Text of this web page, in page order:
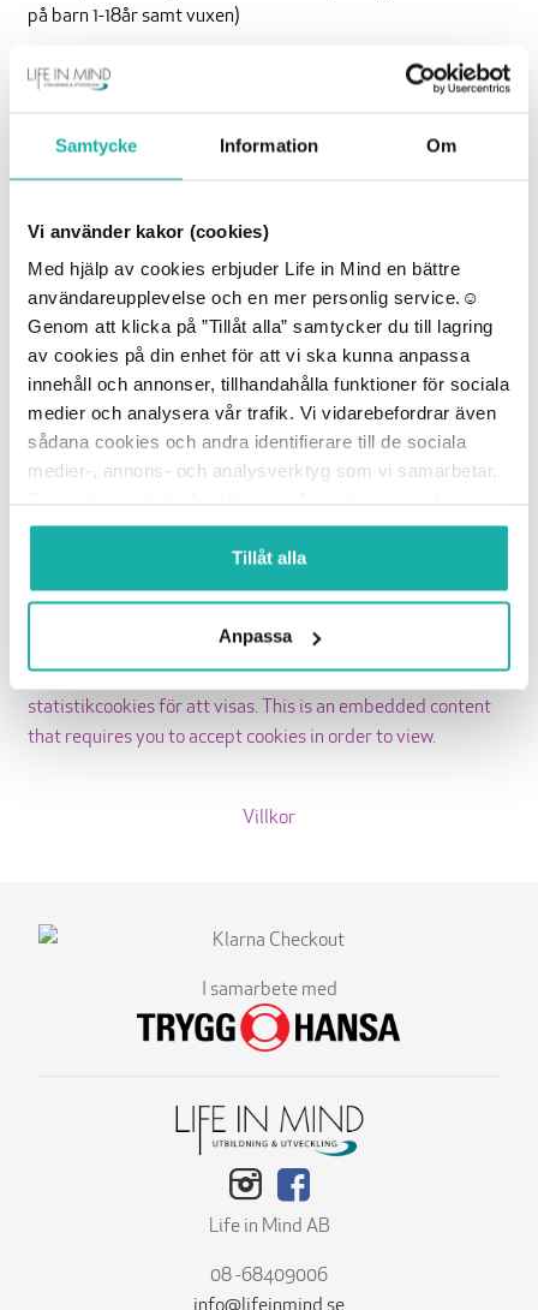
Samtycke Information Om
Vi använder kakor (cookies)
Med hjälp av cookies erbjuder Life in Mind en bättre
användareupplevelse och en mer personlig service.☺︎
Genom att klicka på ”Tillåt alla” samtycker du till lagring
av cookies på din enhet för att vi ska kunna anpassa
innehåll och annonser, tillhandahålla funktioner för sociala
medier och analysera vår trafik. Vi vidarebefordrar även
sådana cookies och andra identifierare till de sociala
medier-, annons- och analysverktyg som vi samarbetar.
information som du har tillhandahållit eller som de har
samlat in när du har använt deras tjänster.
Tillåt alla
Anpassa
på barn 1-18år samt vuxen)
1 st rengöringsservett (70%)
Köp produkten
Rengöringskit
Mini
Anne
mängd
LÄGG TILL I VARUKORG
Beskrivning
av din Mini Anne övningsdocka till fler i familjen, vänner eller
barnvakten. Med spitservetten rengör du noggrant dockan
och byter sedan till den nya lungan.
Detta är ett inbäddat innehåll som kräver att du accepterar
statistikcookies för att visas.This is an embedded content
that requires you to accept cookies in order to view.
Villkor
I samarbete med
Life in Mind AB
08 -68409006
info@lifeinmind.se